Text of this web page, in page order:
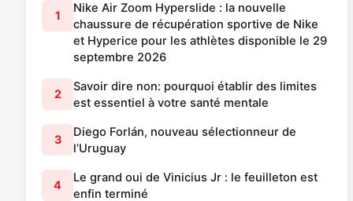
1
Nike Air Zoom Hyperslide : la nouvelle
chaussure de récupération sportive de Nike
et Hyperice pour les athlètes disponible le 29
septembre 2026
2
Savoir dire non: pourquoi établir des limites
est essentiel à votre santé mentale
3
Diego Forlán, nouveau sélectionneur de
l’Uruguay
4
Le grand oui de Vinicius Jr : le feuilleton est
enfin terminé